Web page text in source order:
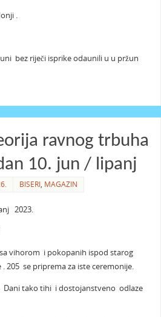
.
bez riječi isprike odaunili u u pržun
ravnog trbuha
10. jun / lipanj
BISERI, MAGAZIN
2023.
vihorom i pokopanih ispod starog
205 se priprema za iste ceremonije.
Dani tako tihi i dostojanstveno odlaze